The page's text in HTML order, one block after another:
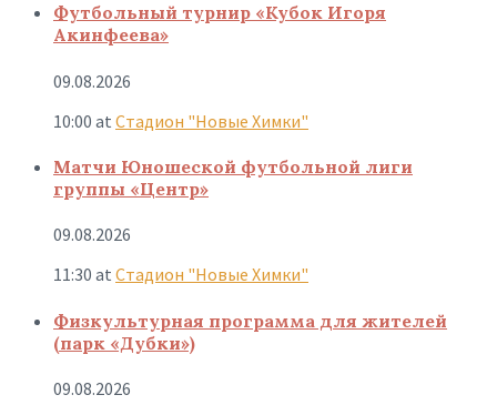
Футбольный турнир «Кубок Игоря
Акинфеева»
09.08.2026
10:00 at Стадион "Новые Химки"
Матчи Юношеской футбольной лиги
группы «Центр»
09.08.2026
11:30 at Стадион "Новые Химки"
Физкультурная программа для жителей
(парк «Дубки»)
09.08.2026